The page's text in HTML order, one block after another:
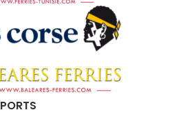
PORTS